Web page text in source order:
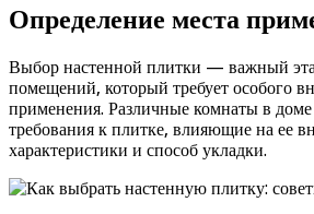
Определение места
Выбор настенной плитки — важный
помещений, который требует особого
применения. Различные комнаты в
требования к плитке, влияющие на ее
характеристики и способ укладки.